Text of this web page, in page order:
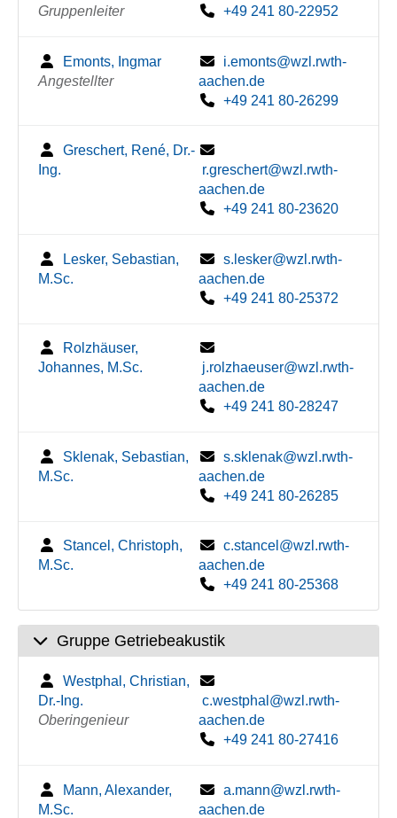
Gruppenleiter
+49 241 80-22952
Emonts, Ingmar
Angestellter
i.emonts@wzl.rwth-
aachen.de
+49 241 80-26299
Greschert, René, Dr.-
Ing.
r.greschert@wzl.rwth-
aachen.de
+49 241 80-23620
Lesker, Sebastian,
M.Sc.
s.lesker@wzl.rwth-
aachen.de
+49 241 80-25372
Rolzhäuser,
Johannes, M.Sc.
j.rolzhaeuser@wzl.rwth-
aachen.de
+49 241 80-28247
Sklenak, Sebastian,
M.Sc.
s.sklenak@wzl.rwth-
aachen.de
+49 241 80-26285
Stancel, Christoph,
M.Sc.
c.stancel@wzl.rwth-
aachen.de
+49 241 80-25368
Gruppe Getriebeakustik
Westphal, Christian,
Dr.-Ing.
Oberingenieur
c.westphal@wzl.rwth-
aachen.de
+49 241 80-27416
Mann, Alexander,
M.Sc.
a.mann@wzl.rwth-
aachen.de